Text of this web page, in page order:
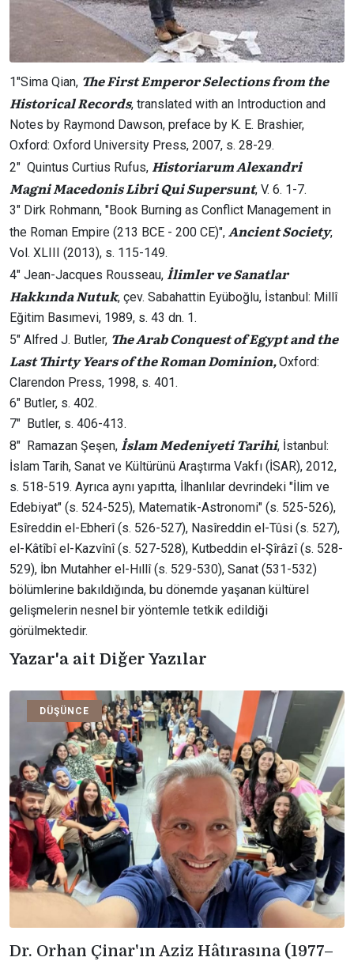
1″Sima Qian, The First Emperor Selections from the
Historical Records, translated with an Introduction and
Notes by Raymond Dawson, preface by K. E. Brashier,
Oxford: Oxford University Press, 2007, s. 28-29.
2″ Quintus Curtius Rufus, Historiarum Alexandri
Magni Macedonis Libri Qui Supersunt, V. 6. 1-7.
3″ Dirk Rohmann, "Book Burning as Conflict Management in
the Roman Empire (213 BCE - 200 CE)", Ancient Society,
Vol. XLIII (2013), s. 115-149.
4″ Jean-Jacques Rousseau, İlimler ve Sanatlar
Hakkında Nutuk, çev. Sabahattin Eyüboğlu, İstanbul: Millî
Eğitim Basımevi, 1989, s. 43 dn. 1.
5″ Alfred J. Butler, The Arab Conquest of Egypt and the
Last Thirty Years of the Roman Dominion,Oxford:
Clarendon Press, 1998, s. 401.
6″ Butler, s. 402.
7″ Butler, s. 406-413.
8″ Ramazan Şeşen, İslam Medeniyeti Tarihi, İstanbul:
İslam Tarih, Sanat ve Kültürünü Araştırma Vakfı (İSAR), 2012,
s. 518-519. Ayrıca aynı yapıtta, İlhanlılar devrindeki "İlim ve
Edebiyat" (s. 524-525), Matematik-Astronomi" (s. 525-526),
Esîreddin el-Ebherî (s. 526-527), Nasîreddin el-Tûsi (s. 527),
el-Kâtîbî el-Kazvînî (s. 527-528), Kutbeddin el-Şîrâzî (s. 528-
529), İbn Mutahher el-Hıllî (s. 529-530), Sanat (531-532)
bölümlerine bakıldığında, bu dönemde yaşanan kültürel
gelişmelerin nesnel bir yöntemle tetkik edildiği
görülmektedir.
Yazar'a ait Diğer Yazılar
DÜŞÜNCE
Dr. Orhan Çinar'ın Aziz Hâtırasına (1977–